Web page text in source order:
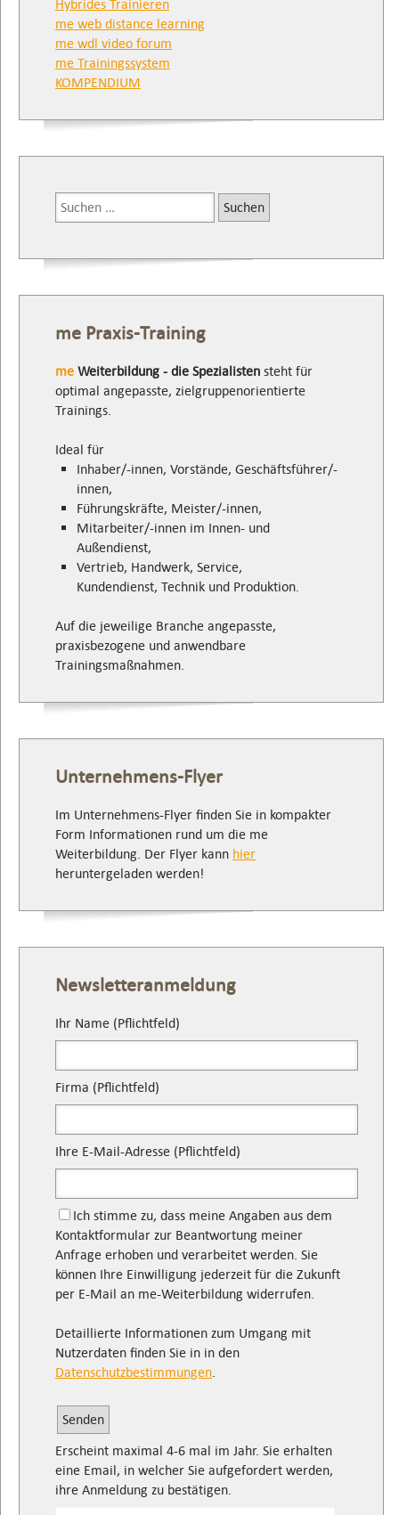
Hybrides Trainieren
me web distance learning
me wdl video forum
me Trainingssystem
KOMPENDIUM
Suchen
nach:
me Praxis-Training
me Weiterbildung - die Spezialisten steht für
optimal angepasste, zielgruppenorientierte
Trainings.
Ideal für
Inhaber/-innen, Vorstände, Geschäftsführer/-
innen,
Führungskräfte, Meister/-innen,
Mitarbeiter/-innen im Innen- und
Außendienst,
Vertrieb, Handwerk, Service,
Kundendienst, Technik und Produktion.
Auf die jeweilige Branche angepasste,
praxisbezogene und anwendbare
Trainingsmaßnahmen.
Unternehmens-Flyer
Im Unternehmens-Flyer finden Sie in kompakter
Form Informationen rund um die me
Weiterbildung. Der Flyer kann hier
heruntergeladen werden!
Newsletteranmeldung
Ihr Name (Pflichtfeld)
Firma (Pflichtfeld)
Ihre E-Mail-Adresse (Pflichtfeld)
Ich stimme zu, dass meine Angaben aus dem
Kontaktformular zur Beantwortung meiner
Anfrage erhoben und verarbeitet werden. Sie
können Ihre Einwilligung jederzeit für die Zukunft
per E-Mail an me-Weiterbildung widerrufen.
Detaillierte Informationen zum Umgang mit
Nutzerdaten finden Sie in in den
Datenschutzbestimmungen.
lasse
dieses
Feld
leer.
Erscheint maximal 4-6 mal im Jahr. Sie erhalten
eine Email, in welcher Sie aufgefordert werden,
ihre Anmeldung zu bestätigen.